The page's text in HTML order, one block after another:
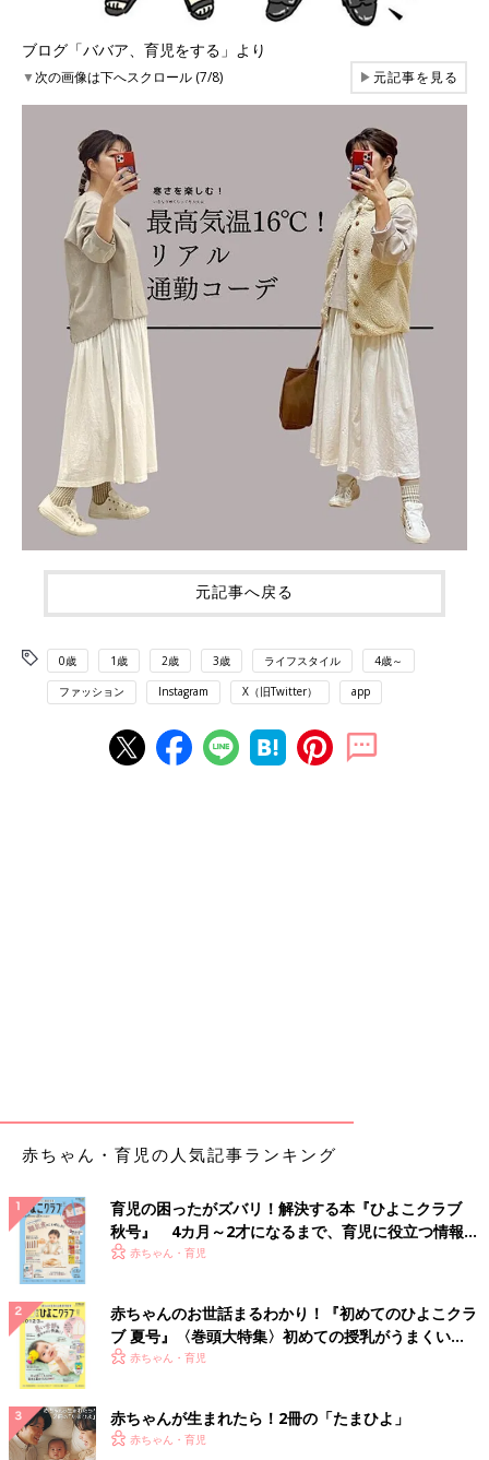
ブログ「ババア、育児をする」より
▼次の画像は下へスクロール (7/8) ▶元記事を見る
元記事へ戻る
0歳 1歳 2歳 3歳 ライフスタイル 4歳～
ファッション Instagram X（旧Twitter） app
赤ちゃん・育児の人気記事ランキング
育児の困ったがズバリ！解決する本『ひよこクラブ
秋号』 4カ月～2才になるまで、育児に役立つ情報が
いっぱい！
赤ちゃん・育児
赤ちゃんのお世話まるわかり！『初めてのひよこクラ
ブ 夏号』〈巻頭大特集〉初めての授乳がうまくい
く！ おっぱい・ミルクの基本と夏のトラブル 解決テ
赤ちゃん・育児
赤ちゃんが生まれたら！2冊の「たまひよ」
赤ちゃん・育児